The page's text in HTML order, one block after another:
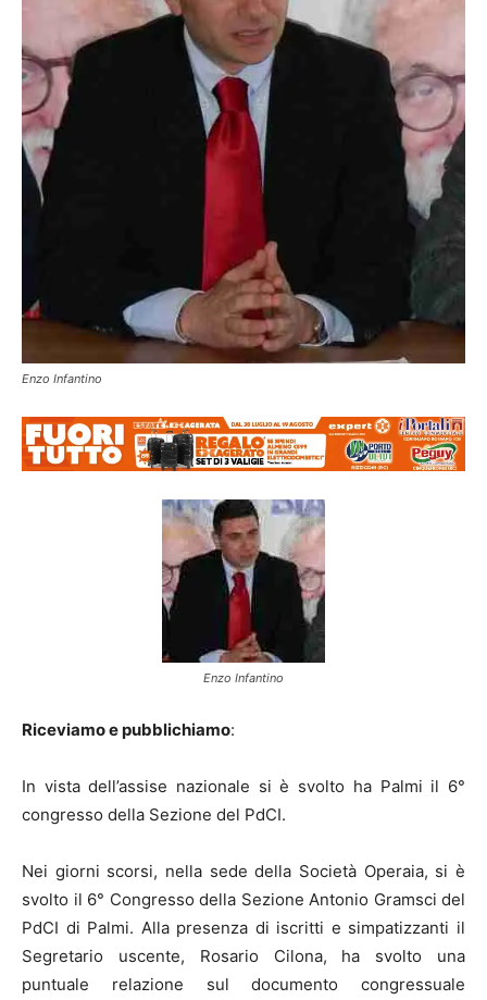
Enzo Infantino
Enzo Infantino
Riceviamo e pubblichiamo:
In vista dell’assise nazionale si è svolto ha Palmi il 6°
congresso della Sezione del PdCI.
Nei giorni scorsi, nella sede della Società Operaia, si è
svolto il 6° Congresso della Sezione Antonio Gramsci del
PdCI di Palmi. Alla presenza di iscritti e simpatizzanti il
Segretario uscente, Rosario Cilona, ha svolto una
puntuale relazione sul documento congressuale